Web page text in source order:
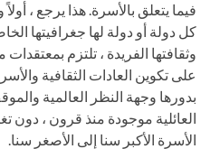
فيما يتعلق بالأسرة. هذا يرجع ،
كل دولة أو دولة لها جغرافيتها
وثقافتها الفريدة ، تلتزم
على تكوين العادات الثقافية
بدورها وجهة النظر العالمية
العائلية موجودة منذ قرون ، دون
الأسرة الأكبر سنا إلى الأصغر سنا.